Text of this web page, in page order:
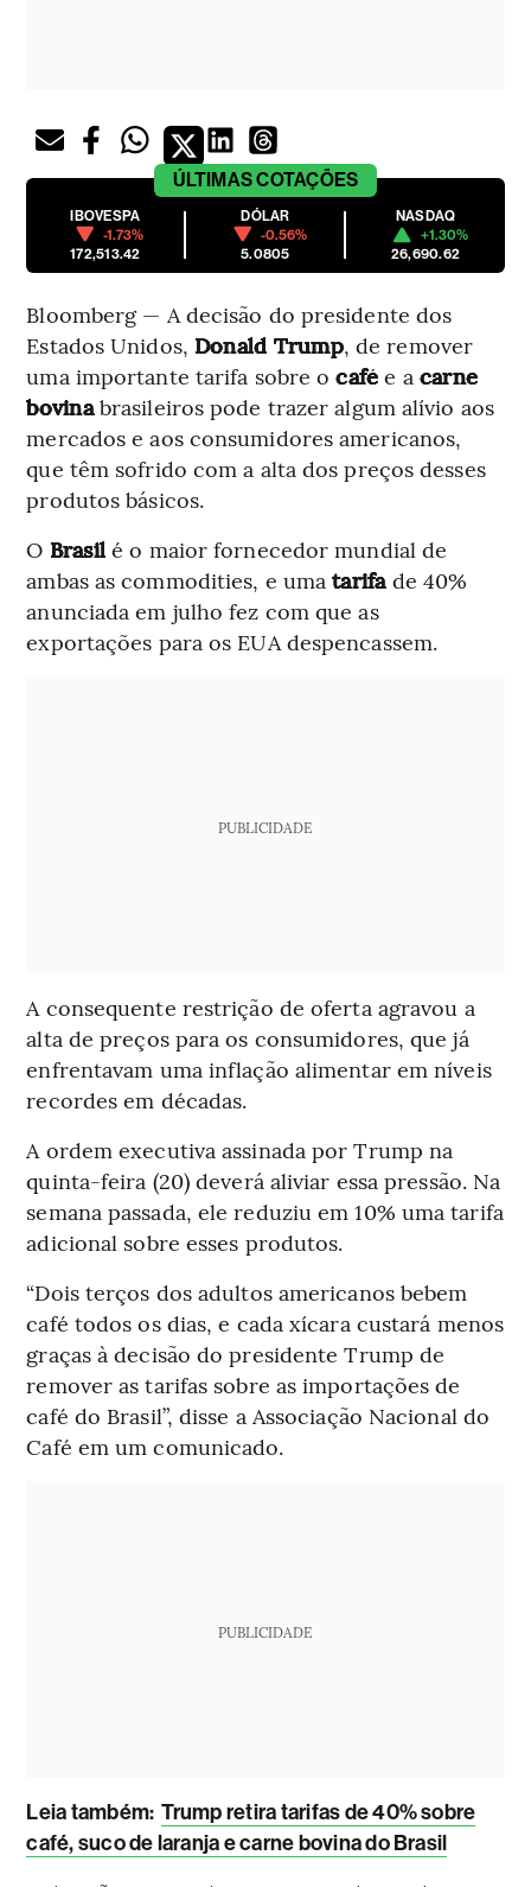
ÚLTIMASCOTAÇÕES
IBOVESPA
-1.73%
172,513.42
DÓLAR
-0.56%
5.0805
NASDAQ
+1.30%
26,690.62
Bloomberg — A decisão do presidente dos
Estados Unidos, Donald Trump, de remover
uma importante tarifa sobre ocafé e a carne
bovinabrasileiros pode trazer algum alívio aos
mercados e aos consumidores americanos,
que têm sofrido com a alta dos preços desses
produtos básicos.
O Brasil é o maior fornecedor mundial de
ambas as commodities, e umatarifade 40%
anunciada em julho fez com que as
exportações para os EUA despencassem.
PUBLICIDADE
A consequente restrição de oferta agravou a
alta de preços para os consumidores, que já
enfrentavam uma inflação alimentar em níveis
recordes em décadas.
A ordem executiva assinada por Trump na
quinta-feira (20) deverá aliviar essa pressão. Na
semana passada, ele reduziu em 10% uma tarifa
adicional sobre esses produtos.
“Dois terços dos adultos americanos bebem
café todos os dias, e cada xícara custará menos
graças à decisão do presidente Trump de
remover as tarifas sobre as importações de
café do Brasil”, disse a Associação Nacional do
Café em um comunicado.
PUBLICIDADE
Leia também: Trump retira tarifas de 40% sobre
café, suco de laranja e carne bovina do Brasil